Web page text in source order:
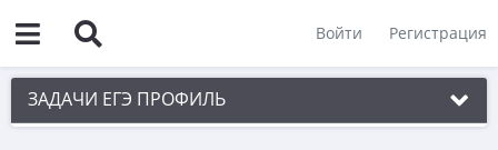
Войти Регистрация
ЗАДАЧИ ЕГЭ ПРОФИЛЬ